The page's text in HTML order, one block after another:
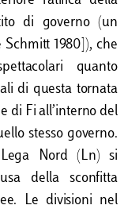
di governo (un
1980]), che
quanto
di questa tornata
di Fi all’interno del
stesso governo.
Nord (Ln) si
della sconfitta
Le divisioni nel